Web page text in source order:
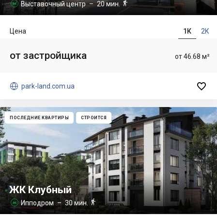
 Выставочный центр– 20 мин. 
1К 2К
Цена
от 46.68 м²
от застройщика
 park-land.com.ua 
ПОСЛЕДНИЕ КВАРТИРЫ СТРОИТСЯ
ЖК Клубный
 Ипподром – 30 мин. 